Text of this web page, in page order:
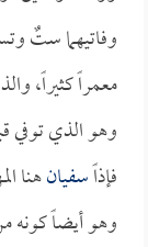
وفاتيهما ستٌ
معمراً كثيراً،
وهو الذي توفي
فإذاًسفيانهنا
وهو أيضاً كونه